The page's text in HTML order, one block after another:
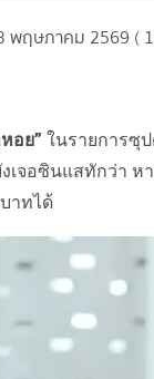
พฤษภาคม 2569 (
หอย”ในรายการซุ
เจอซินแสทักว่า ห
าทได้